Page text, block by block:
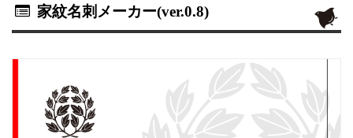
家紋名刺メーカー(ver.0.8)